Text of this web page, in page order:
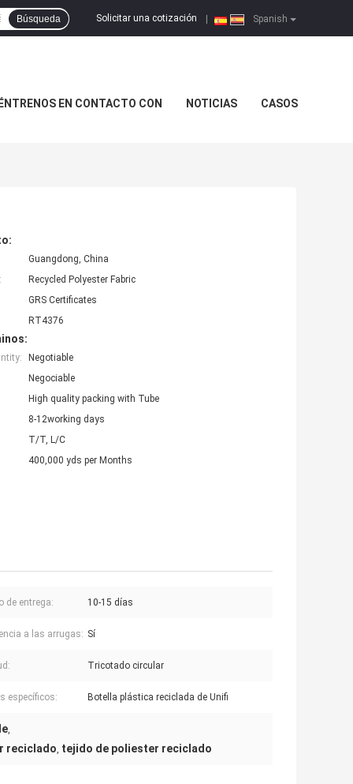
Spanish
Solicitar una cotización
Búsqueda
EN CONTACTO CON NOTICIAS CASOS
Guangdong, China
Recycled Polyester Fabric
GRS Certificates
RT4376
Negotiable
Negociable
High quality packing with Tube
8-12working days
T/T, L/C
400,000 yds per Months
de entrega: 10-15 días
a las arrugas: Sí
Tricotado circular
específicos: Botella plástica reciclada de Unifi
,
reciclado, tejido de poliester reciclado